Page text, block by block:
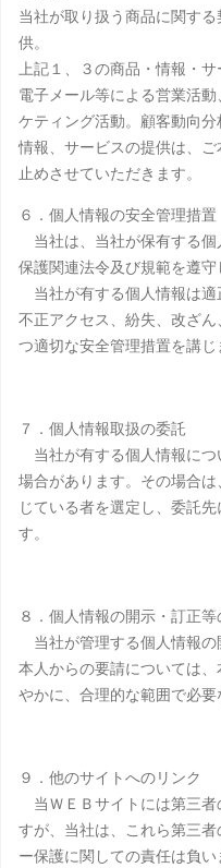
当社が取り扱う商品に関す
供。
上記１、３の商品・情報・
電子メール等による営業活
ケティング活動。顧客動向分
情報、サービスの提供は、
止めさせていただきます。
６．個人情報の安全管理措置
当社は、当社が保有する個
保護関連法令及び規範を遵守
当社が有する個人情報は適
不正アクセス、紛失、改ざ
つ適切な安全管理措置を講じ
７．個人情報取扱の委託
当社が有する個人情報につ
場合があります。その場合
じている者を選定し、委託
す。
８．個人情報の開示・訂正等
当社が管理する個人情報の
本人からの要請については
やかに、合理的な範囲で必要
９．他のサイトへのリンク
当ＷＥＢサイトには第三者
すが、当社は、これら第三
ー保護に関しての責任は負い